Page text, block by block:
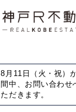
8月11日（火・祝）
間中、お問い合わせ
ただきます。